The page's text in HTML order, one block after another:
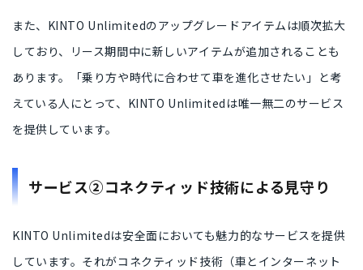
また、KINTO Unlimitedのアップグレードアイテムは順次拡大
しており、リース期間中に新しいアイテムが追加されることも
あります。「乗り方や時代に合わせて車を進化させたい」と考
えている人にとって、 KINTO Unlimitedは唯一無二のサービス
を提供しています。
サービス②コネクティッド技術による見守り
KINTO Unlimitedは安全面においても魅力的なサービスを提供
しています。それがコネクティッド技術（車とインターネット